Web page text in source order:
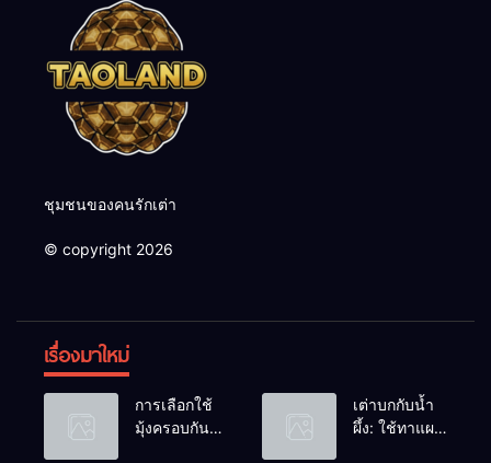
ชุมชนของคนรักเต่า
© copyright 2026
เรื่องมาใหม่
การเลือกใช้
มุ้งครอบกัน
เต่าบกกับน้ำ
ผึ้ง: ใช้ทาแผล